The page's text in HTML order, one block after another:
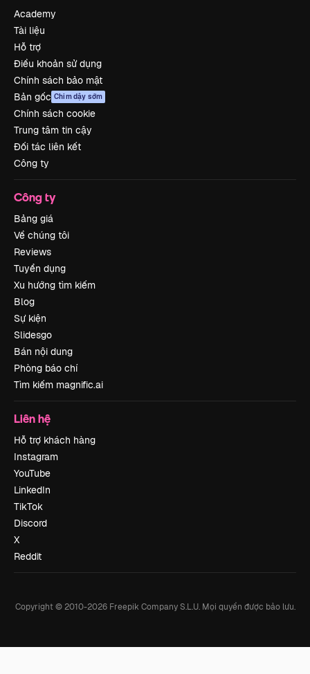
Academy
Tài liệu
Hỗ trợ
Điều khoản sử dụng
Chính sách bảo mật
Bản gốc Chim dậy sớm
Chính sách cookie
Trung tâm tin cậy
Đối tác liên kết
Công ty
Công ty
Bảng giá
Về chúng tôi
Reviews
Tuyển dụng
Xu hướng tìm kiếm
Blog
Sự kiện
Slidesgo
Bán nội dung
Phòng báo chí
Tìm kiếm magnific.ai
Liên hệ
Hỗ trợ khách hàng
Instagram
YouTube
LinkedIn
TikTok
Discord
X
Reddit
Copyright © 2010-2026Freepik Company S.L.U. Mọi quyền được bảo lưu.